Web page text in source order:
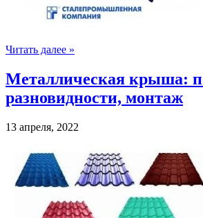
Читать далее »
Металлическая крыша:
разновидности, монтаж
13 апреля, 2022